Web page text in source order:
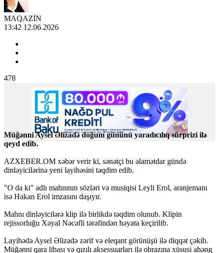
MAQAZİN
13:42 12.06.2026
478
Müğənni Aysel Əlizadə doğum gününü yaradıcılıq sürprizi ilə
qeyd edib.
AZXEBER.OM xəbər verir ki, sənətçi bu əlamətdar gündə
dinləyicilərinə yeni layihəsini təqdim edib.
"O da ki" adlı mahnının sözləri və musiqisi Leyli Erol, aranjemanı
isə Hakan Erol imzasını daşıyır.
Mahnı dinləyicilərə klip ilə birlikdə təqdim olunub. Klipin
rejissorluğu Xəyal Nəcəfli tərəfindən həyata keçirilib.
Layihədə Aysel Əlizadə zərif və eleqant görünüşü ilə diqqət çəkib.
Müğənni qara libası və qızılı aksessuarları ilə obrazına xüsusi ahəng